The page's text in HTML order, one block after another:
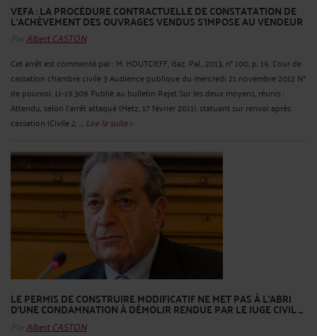
VEFA : LA PROCÉDURE CONTRACTUELLE DE CONSTATATION DE
L'ACHÈVEMENT DES OUVRAGES VENDUS S'IMPOSE AU VENDEUR
ParAlbert CASTON
Cet arrêt est commenté par : M. HOUTCIEFF, Gaz. Pal., 2013, n° 100, p. 19. Cour de
cassation chambre civile 3 Audience publique du mercredi 21 novembre 2012 N°
de pourvoi: 11-19.309 Publié au bulletin Rejet Sur les deux moyens, réunis :
Attendu, selon l'arrêt attaqué (Metz, 17 février 2011), statuant sur renvoi après
cassation (Civile 2, ... Lire la suite >
LE PERMIS DE CONSTRUIRE MODIFICATIF NE MET PAS À L'ABRI
D'UNE CONDAMNATION À DÉMOLIR RENDUE PAR LE JUGE CIVIL ...
ParAlbert CASTON